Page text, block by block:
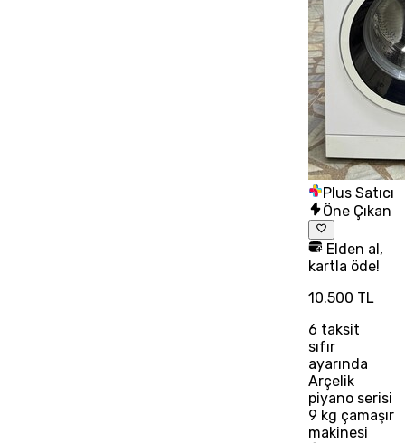
Plus Satıcı
Öne Çıkan
Elden al,
kartla öde!
10.500 TL
6 taksit
sıfır
ayarında
Arçelik
piyano serisi
9 kg çamaşır
makinesi